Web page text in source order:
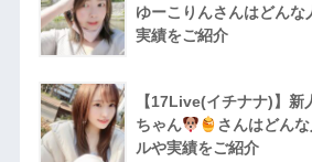
ゆーこりんさんはどんな
実績をご紹介
【17Live(イチナナ)】新
ちゃん
さんはどん
ルや実績をご紹介